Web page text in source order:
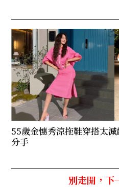
55歲金憓秀涼拖鞋穿搭太
分手
別走開，下